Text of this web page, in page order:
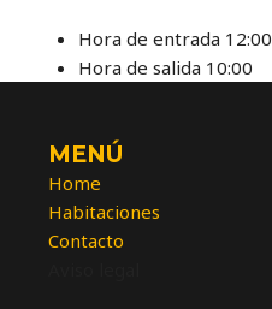
Hora de entrada 12:00
Hora de salida 10:00
MENÚ
Home
Habitaciones
Contacto